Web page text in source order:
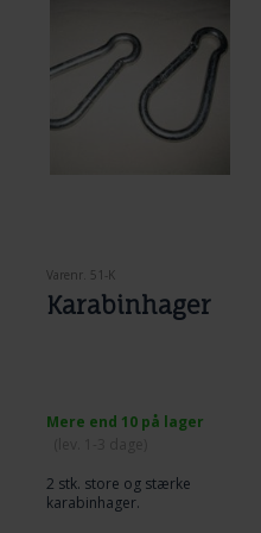
Varenr. 51-K
Karabinhager
Mere end 10 på lager
2 stk. store og stærke
karabinhager.